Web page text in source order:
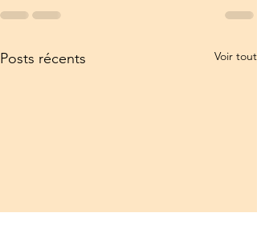
Posts récents Voir tout